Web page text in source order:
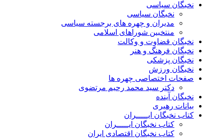
نخبگان سیاسی
نخبگان سیاسی
مدیران و چهره های برجسته سیاسی
منتخبین شوراهای اسلامی
نخبگان قضاوت و وکالت
نخبگان فرهنگ و هنر
نخبگان پزشکی
نخبگان ورزش
صفحات اختصاصی چهره ها
دکتر سید محمد رحیم مرتضوی
نخبگان آینده
بیانات رهبری
کتاب نخبگان ایـــــران
کتاب نخبگان ایـــــران
کتاب نخبگان اقتصادی ایران